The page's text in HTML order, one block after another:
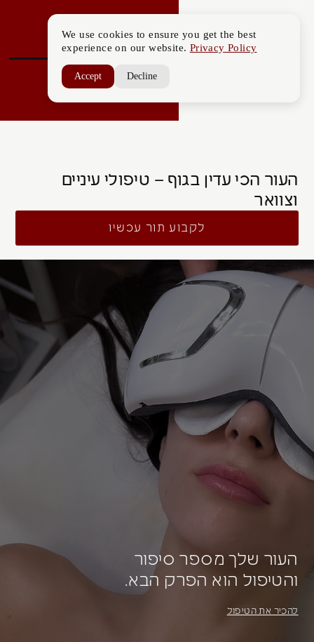
לקבוע תור עכשיו
העור הכי עדין בגוף – טיפולי עיניים
וצוואר
העור שלך מספר סיפור
והטיפול הוא הפרק הבא.
להכיר את הטיפול
We use cookies to ensure you get the best
experience on our website. Privacy Policy
Accept Decline